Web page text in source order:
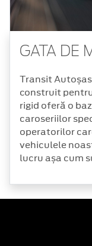
GATA DE
Transit
construit
rigid oferă o
caroseriilor
operatorilor
vehiculele
lucru așa cum